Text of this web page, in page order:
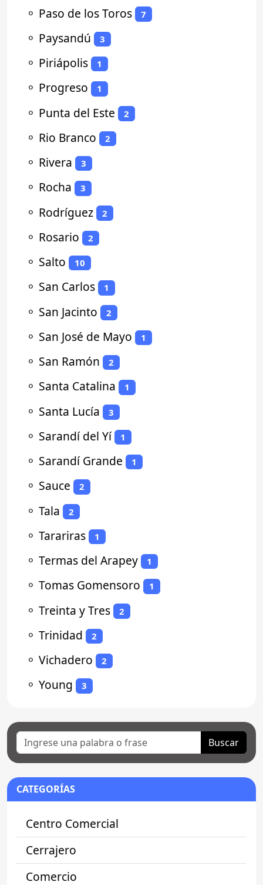
⚬ Paso de los Toros 7
⚬ Paysandú 3
⚬ Piriápolis 1
⚬ Progreso 1
⚬ Punta del Este 2
⚬ Rio Branco 2
⚬ Rivera 3
⚬ Rocha 3
⚬ Rodríguez 2
⚬ Rosario 2
⚬ Salto 10
⚬ San Carlos 1
⚬ San Jacinto 2
⚬ San José de Mayo 1
⚬ San Ramón 2
⚬ Santa Catalina 1
⚬ Santa Lucía 3
⚬ Sarandí del Yí 1
⚬ Sarandí Grande 1
⚬ Sauce 2
⚬ Tala 2
⚬ Tarariras 1
⚬ Termas del Arapey 1
⚬ Tomas Gomensoro 1
⚬ Treinta y Tres 2
⚬ Trinidad 2
⚬ Vichadero 2
⚬ Young 3
Buscar
CATEGORÍAS
Centro Comercial
Cerrajero
Comercio